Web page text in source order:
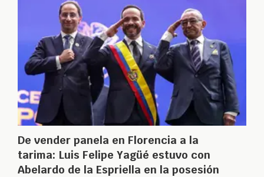
De vender panela en Florencia a la
tarima: Luis Felipe Yagüé estuvo con
Abelardo de la Espriella en la posesión